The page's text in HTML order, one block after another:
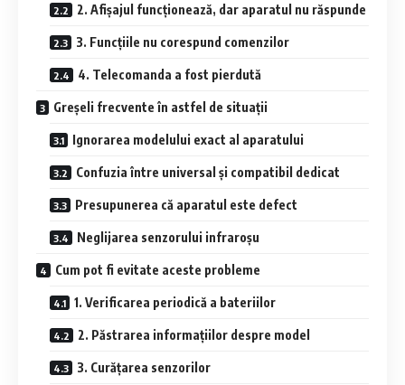
2. Afișajul funcționează, dar aparatul nu răspunde
3. Funcțiile nu corespund comenzilor
4. Telecomanda a fost pierdută
Greșeli frecvente în astfel de situații
Ignorarea modelului exact al aparatului
Confuzia între universal și compatibil dedicat
Presupunerea că aparatul este defect
Neglijarea senzorului infraroșu
Cum pot fi evitate aceste probleme
1. Verificarea periodică a bateriilor
2. Păstrarea informațiilor despre model
3. Curățarea senzorilor